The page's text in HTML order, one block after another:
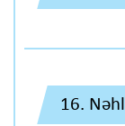
16.